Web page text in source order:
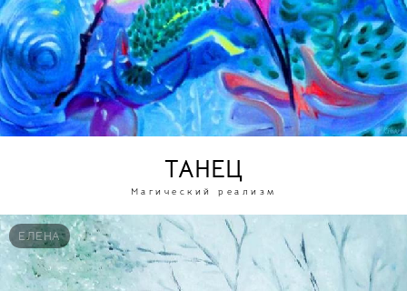
ТАНЕЦ
Магический реализм
ЕЛЕНА